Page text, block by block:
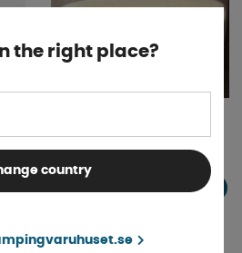
KÖP!
the right place?
country